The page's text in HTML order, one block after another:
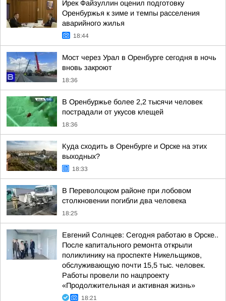
Ирек Файзуллин оценил подготовку
Оренбуржья к зиме и темпы расселения
аварийного жилья
18:44
Мост через Урал в Оренбурге сегодня в ночь
вновь закроют
18:36
В Оренбуржье более 2,2 тысячи человек
пострадали от укусов клещей
18:36
Куда сходить в Оренбурге и Орске на этих
выходных?
18:33
В Переволоцком районе при лобовом
столкновении погибли два человека
18:25
Евгений Солнцев: Сегодня работаю в Орске..
После капитального ремонта открыли
поликлинику на проспекте Никельщиков,
обслуживающую почти 15,5 тыс. человек.
Работы провели по нацпроекту
«Продолжительная и активная жизнь»
18:21